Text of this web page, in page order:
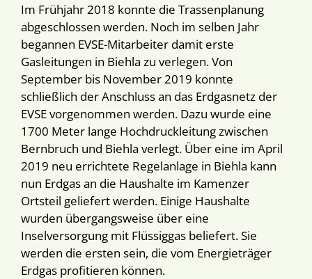
Im Frühjahr 2018 konnte die Trassenplanung
abgeschlossen werden. Noch im selben Jahr
begannen EVSE-Mitarbeiter damit erste
Gasleitungen in Biehla zu verlegen. Von
September bis November 2019 konnte
schließlich der Anschluss an das Erdgasnetz der
EVSE vorgenommen werden. Dazu wurde eine
1700 Meter lange Hochdruckleitung zwischen
Bernbruch und Biehla verlegt. Über eine im April
2019 neu errichtete Regelanlage in Biehla kann
nun Erdgas an die Haushalte im Kamenzer
Ortsteil geliefert werden. Einige Haushalte
wurden übergangsweise über eine
Inselversorgung mit Flüssiggas beliefert. Sie
werden die ersten sein, die vom Energieträger
Erdgas profitieren können.